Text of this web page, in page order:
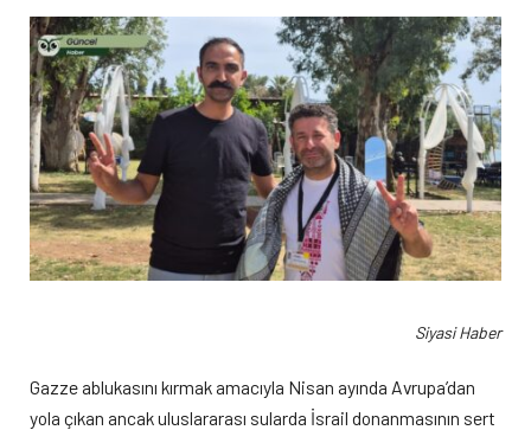
Siyasi Haber
Gazze ablukasını kırmak amacıyla Nisan ayında Avrupa’dan
yola çıkan ancak uluslararası sularda İsrail donanmasının sert